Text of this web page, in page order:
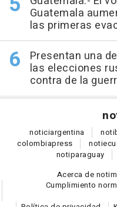
Guatemala
las primeras
Presentan una
las elecciones
contra de la
noticiargentina noti
colombiapress noti
notiparaguay
Acerca de
Cumplimiento